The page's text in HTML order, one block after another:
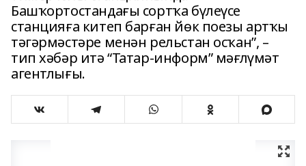
Башҡортостандағы сортҡа бүлеүсе
станцияға китеп барған йөк поезы артҡы
тәгәрмәстәре менән рельстан осҡан”, –
тип хәбәр итә “Татар-информ” мәғлүмәт
агентлығы.